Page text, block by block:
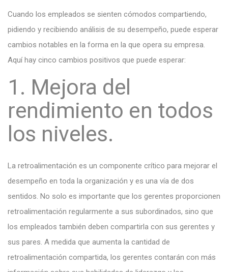
Cuando los empleados se sienten cómodos compartiendo,
pidiendo y recibiendo análisis de su desempeño, puede esperar
cambios notables en la forma en la que opera su empresa.
Aquí hay cinco cambios positivos que puede esperar:
1. Mejora del
rendimiento en todos
los niveles.
La retroalimentación es un componente crítico para mejorar el
desempeño en toda la organización y es una vía de dos
sentidos. No solo es importante que los gerentes proporcionen
retroalimentación regularmente a sus subordinados, sino que
los empleados también deben compartirla con sus gerentes y
sus pares. A medida que aumenta la cantidad de
retroalimentación compartida, los gerentes contarán con más